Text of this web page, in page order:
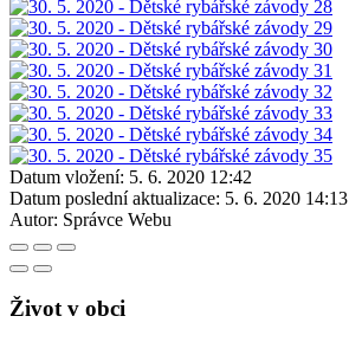
Datum vložení: 5. 6. 2020 12:42
Datum poslední aktualizace: 5. 6. 2020 14:13
Autor: Správce Webu
Život v obci